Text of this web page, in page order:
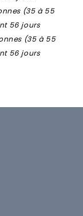
(35 à 55
56 jours
(35 à 55
56 jours